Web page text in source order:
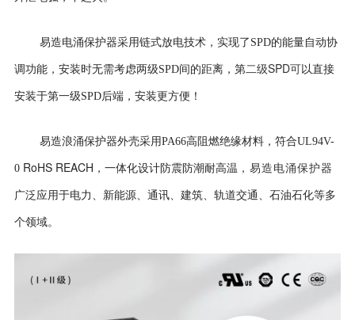
易造电涌保护器采用链式放电技术，实现了SPD的能量自动协
调功能，安装时无需考虑两级SPD间的距离，第二级SPD可以直接
安装于第一级SPD后端，安装更方便！
易造浪涌保护器外壳采用PA66高阻燃绝缘材料，符合UL94V-
0 RoHS REACH ，一体化设计防震防潮耐高温 ，易造电涌保护器
广泛应用于电力、新能源、通讯、建筑、轨道交通、石油石化等多
个领域。